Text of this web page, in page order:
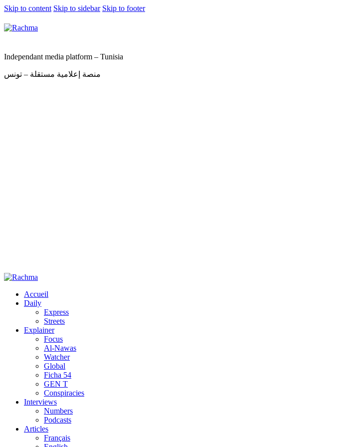
Skip to content Skip to sidebar Skip to footer
Independant media platform – Tunisia
منصة إعلامية مستقلة – تونس
Accueil
Daily
Express
Streets
Explainer
Focus
Al-Nawas
Watcher
Global
Ficha 54
GEN T
Conspiracies
Interviews
Numbers
Podcasts
Articles
Français